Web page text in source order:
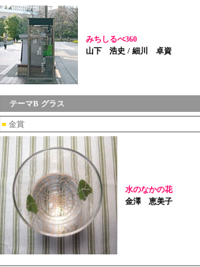
みちしるべ360
山下 浩史 / 細川 卓資
テーマB グラス
■ 金賞
水のなかの花
金澤 恵美子